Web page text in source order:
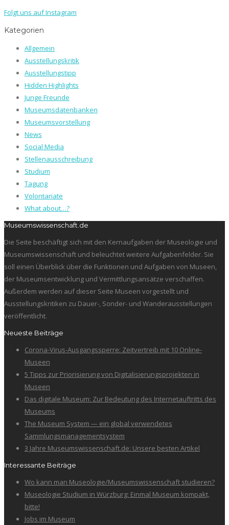
Folgt uns auf Instagram
Kategorien
Allgemein
Ausstellungskritik
Ausstellungstipp
Hidden Highlights
Junge Freunde
Museumsdatenbanken
Museumsvorstellung
News
Social Media
Stellenausschreibung
Studium
Tagung
Volontariate
What about…?
Museumswissenschaft.de
Die Seite beschäftigt sich mit den Kernaufgaben der Museologie und
Museumswissenschaft und beleuchtet weitere Aufgabenfelder. Sie
soll einen Überblick über die Funktionen und Aufgaben von Museen,
der Museumsentwicklung und Vermittlungsansätze verschaffen.
Außerdem werden auf dieser Seite Museen vorgestellt und
Ausstellungskritiken zu Dauer-, Sonder- und Wanderausstellungen
veröffentlicht.
Neueste Beiträge
Corona-Virus-Ausgangssperre: Zeitvertreib mit 10 Online-
Museen
5 Tipps zur Priorisierung von Digitalisierungsprojekten in
Museen
Das digitale Museum: Zur Bedeutung des Internetauftritts des
Museums
The Museum System — ein global verwendetes
Sammlungsmanagementsystem
3 Jahre Museumswissenschaft.de: Unsere besten Artikel
Interessante Beiträge
Wo kann man Museologie/Museumswissenschaft studieren?
Museologie Studium in Würzburg: Einmal Museum kompakt,
bitte!
Jobs im Museum